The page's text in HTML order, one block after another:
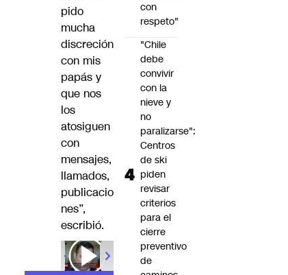
pido
mucha
discreción
con mis
papás y
que nos
los
atosiguen
con
mensajes,
llamados,
publicacio
nes”,
escribió.
01:00
con
respeto"
"Chile
debe
convivir
con la
nieve y
no
paralizarse":
Centros
de ski
piden
revisar
criterios
para el
cierre
preventivo
de